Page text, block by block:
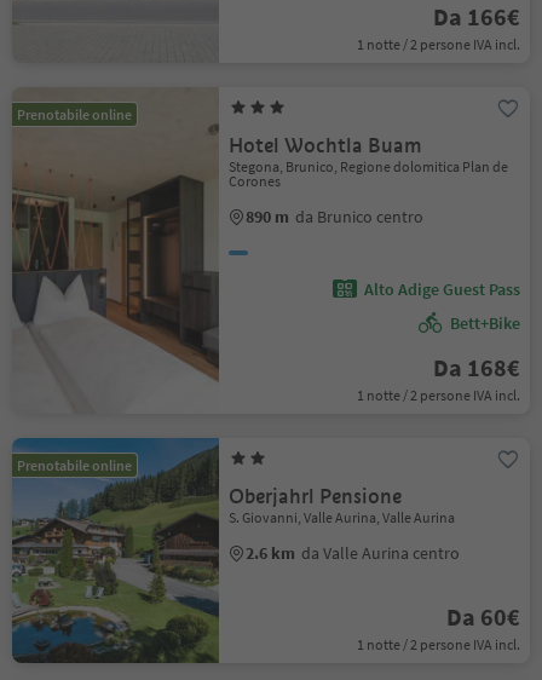
Da 166€
1 notte / 2 persone IVA incl.
Prenotabile online
Hotel Wochtla Buam
Stegona, Brunico, Regione dolomitica Plan de
Corones
890 m da Brunico centro
Alto Adige Guest Pass
Bett+Bike
Da 168€
1 notte / 2 persone IVA incl.
Prenotabile online
Oberjahrl Pensione
S. Giovanni, Valle Aurina, Valle Aurina
2.6 km da Valle Aurina centro
Da 60€
1 notte / 2 persone IVA incl.